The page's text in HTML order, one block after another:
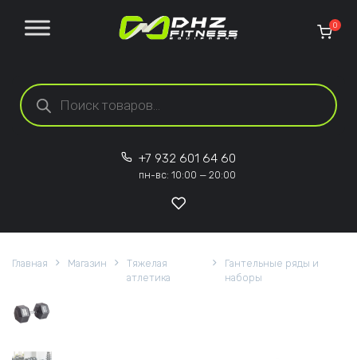
Поиск товаров
0
+7 932 601 64 60
пн-вс: 10:00 — 20:00
Главная Магазин
Тяжелая
атлетика
Гантельные ряды и
наборы